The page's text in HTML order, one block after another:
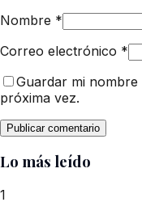
Nombre *
Correo electrónico *
Guardar mi
próxima vez.
Lo más leído
1